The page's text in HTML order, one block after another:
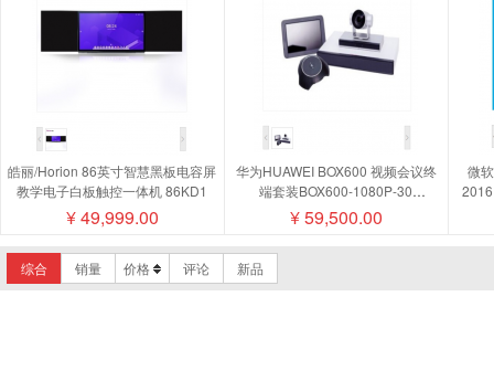
皓丽/Horion 86英寸智慧黑板电容屏
教学电子白板触控一体机 86KD1
¥49,999.00
华为HUAWEI BOX600 视频会议终
端套装BOX600-1080P-30
camera200摄像机MIC500全向麦磁
盘阵列
¥59,500.00
微
综合 销量 价格 评论 新品